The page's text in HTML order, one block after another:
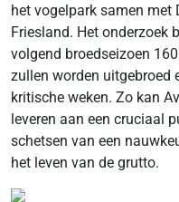
het vogelpark samen met
Friesland. Het onderzoek
volgend broedseizoen
zullen worden uitgebroed
kritische weken. Zo kan
leveren aan een cruciaal
schetsen van een
het leven van de grutto.